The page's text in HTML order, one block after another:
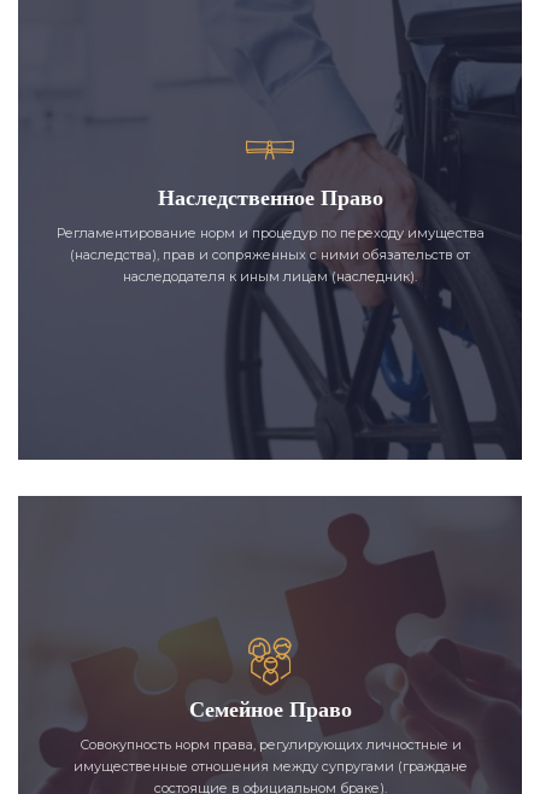
Наследственное Право
Регламентирование норм и процедур по переходу имущества
(наследства), прав и сопряженных с ними обязательств от
наследодателя к иным лицам (наследник).
Семейное Право
Совокупность норм права, регулирующих личностные и
имущественные отношения между супругами (граждане
состоящие в официальном браке).